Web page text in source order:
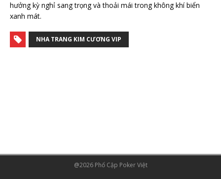
hưởng kỳ nghỉ sang trọng và thoải mái trong không khí biển
xanh mát.
NHA TRANG KIM CƯƠNG VIP
@2026 Phổ Cập Poker Việt